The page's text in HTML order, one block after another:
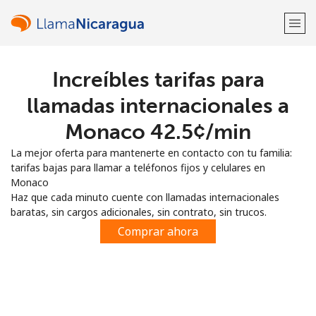
¡Bienvenido!
Regístrate con
o
Increíbles tarifas para
llamadas internacionales a
Monaco ⁦42.5¢⁩/min
La mejor oferta para mantenerte en contacto con tu familia:
tarifas bajas para llamar a teléfonos fijos y celulares en
Monaco
Haz que cada minuto cuente con llamadas internacionales
baratas, sin cargos adicionales, sin contrato, sin trucos.
Comprar ahora